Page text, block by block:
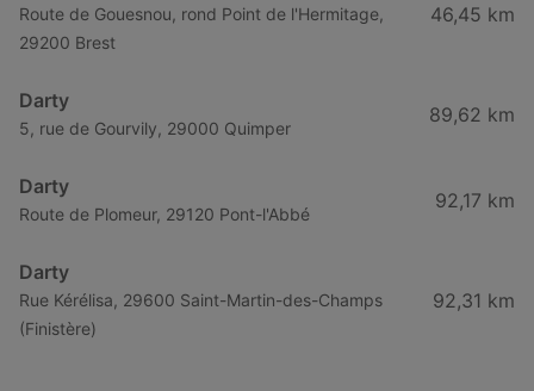
Route de Gouesnou, rond Point de l'Hermitage,
29200 Brest
46,45 km
Darty
5, rue de Gourvily, 29000 Quimper
89,62 km
Darty
Route de Plomeur, 29120 Pont-l'Abbé
92,17 km
Darty
Rue Kérélisa, 29600 Saint-Martin-des-Champs
(Finistère)
92,31 km